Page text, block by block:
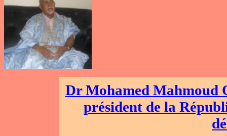
Dr Mohamed Mahmoud
président de la